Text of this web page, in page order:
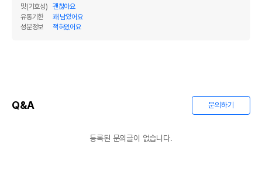
맛(기호성)
괜찮아요
유통기한
꽤 남았어요
성분정보
적혀있어요
Q&A 문의하기
등록된 문의글이 없습니다.